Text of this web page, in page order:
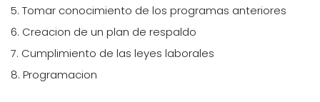
5. Tomar conocimiento de los programas anteriores
6. Creacion de un plan de respaldo
7. Cumplimiento de las leyes laborales
8. Programacion